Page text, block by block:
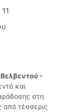
-
και
στη
από τέσσερις